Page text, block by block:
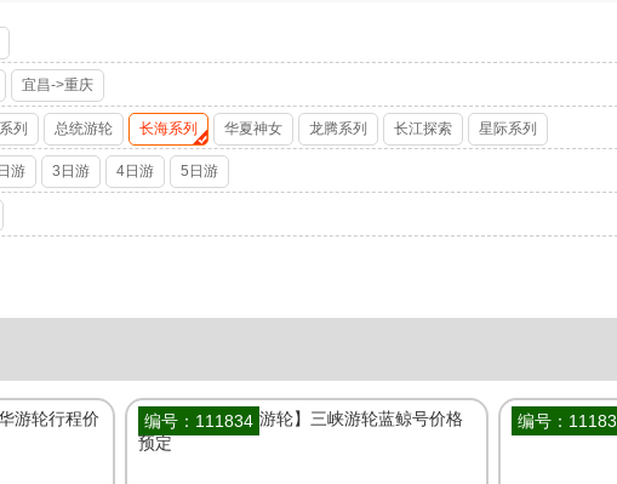
宜昌->重庆
列 总统游轮 长海系列 华夏神女 龙腾系列 长江探索 星际系列
游 3日游 4日游 5日游
编号：111834 编号：